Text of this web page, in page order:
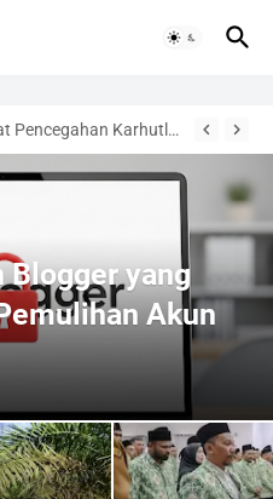
Polsek Simpang Jernih Perkuat Pencegahan Karhutla Lewat Pemasangan Imbauan
Blogger yang
Akun